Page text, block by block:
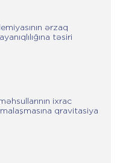
ərzaq
təsiri
ixrac
qravitasiya